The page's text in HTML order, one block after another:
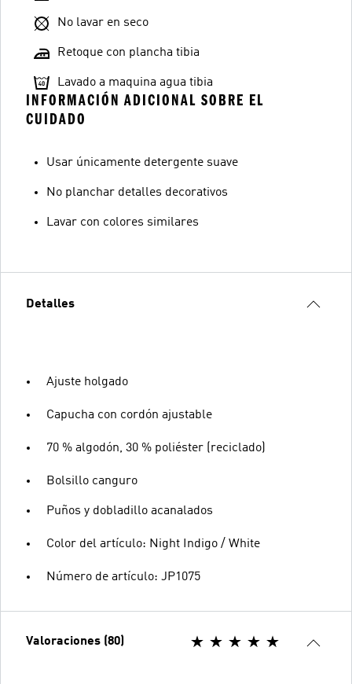
No lavar en seco
Retoque con plancha tibia
Lavado a maquina agua tibia
INFORMACIÓN ADICIONAL SOBRE EL
CUIDADO
Usar únicamente detergente suave
No planchar detalles decorativos
Lavar con colores similares
Detalles
Ajuste holgado
Capucha con cordón ajustable
70 % algodón, 30 % poliéster (reciclado)
Bolsillo canguro
Puños y dobladillo acanalados
Color del artículo: Night Indigo / White
Número de artículo: JP1075
Valoraciones (80)